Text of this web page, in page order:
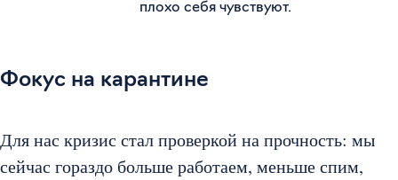
плохо себя чувствуют.
Фокус на карантине
Для нас кризис стал проверкой на прочность: мы
сейчас гораздо больше работаем, меньше спим,